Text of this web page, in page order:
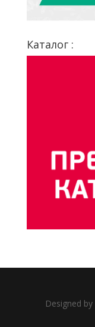
Каталог :
Designed by